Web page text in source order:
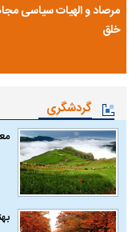
مرصاد و الهیات سیاسی
خلق
گردشگری